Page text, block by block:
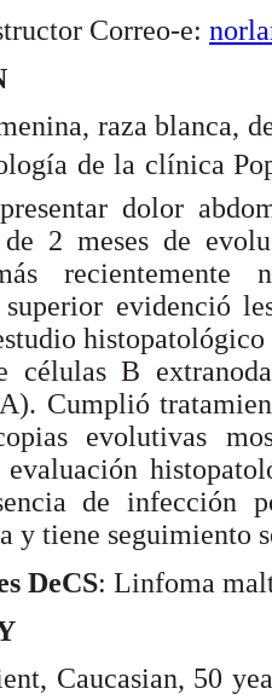
Correo-e:
raza blanca,
de la clínica
dolor
2 meses de
recientemente
superior evidenció
células B
Cumplió
evolutivas
evaluación
de infección
y tiene seguimiento
DeCS: Linfoma
Caucasian, 50